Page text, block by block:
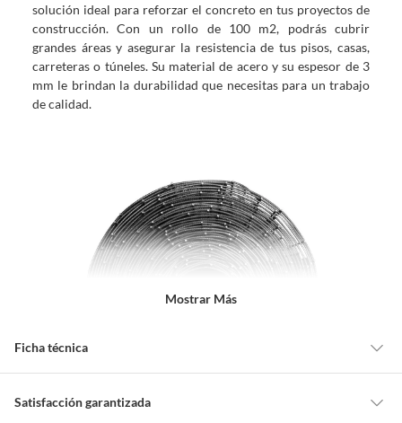
solución ideal para reforzar el concreto en tus proyectos de
construcción. Con un rollo de 100 m2, podrás cubrir
grandes áreas y asegurar la resistencia de tus pisos, casas,
carreteras o túneles. Su material de acero y su espesor de 3
mm le brindan la durabilidad que necesitas para un trabajo
de calidad.
Mostrar Más
Ficha técnica
Marca
Satisfacción garantizada